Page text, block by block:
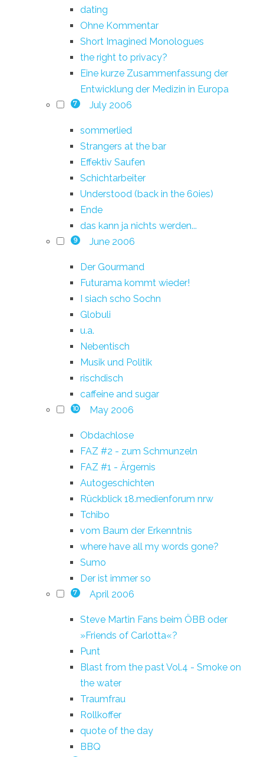
dating
Ohne Kommentar
Short Imagined Monologues
the right to privacy?
Eine kurze Zusammenfassung der
Entwicklung der Medizin in Europa
7 July 2006
sommerlied
Strangers at the bar
Effektiv Saufen
Schichtarbeiter
Understood (back in the 60ies)
Ende
das kann ja nichts werden...
9 June 2006
Der Gourmand
Futurama kommt wieder!
I siach scho Sochn
Globuli
u.a.
Nebentisch
Musik und Politik
rischdisch
caffeine and sugar
10 May 2006
Obdachlose
FAZ #2 - zum Schmunzeln
FAZ #1 - Ärgernis
Autogeschichten
Rückblick 18.medienforum nrw
Tchibo
vom Baum der Erkenntnis
where have all my words gone?
Sumo
Der ist immer so
7 April 2006
Steve Martin Fans beim ÖBB oder
»Friends of Carlotta«?
Punt
Blast from the past Vol.4 - Smoke on
the water
Traumfrau
Rollkoffer
quote of the day
BBQ